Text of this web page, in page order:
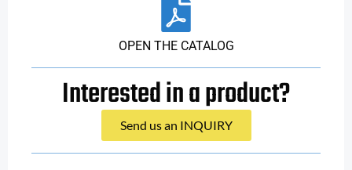
OPEN THE CATALOG
Interested in a product?
Send us an INQUIRY